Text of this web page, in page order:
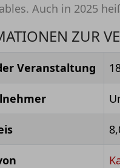
Auch in 2025
ZUR
Veranstaltung